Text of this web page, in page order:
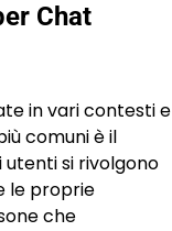
Chat
in vari contesti e
comuni è il
si rivolgono
le proprie
che